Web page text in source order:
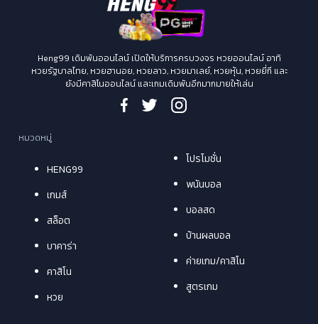
Heng99 เดิมพันออนไลน์ เปิดให้บริการครบวงจร หวยออนไลน์ อาทิ
หวยรัฐบาลไทย, หวยฮานอย, หวยลาว, หวยมาเลย์, หวยหุ้น, หวยยี่กี และ
ยังมีคาสิโนออนไลน์ และเกมเดิมพันอีกมากมายให้เล่น
หมวดหมู่
HENG99
เกมส์
สล็อต
บาคาร่า
คาสิโน
หวย
โปรโมชั่น
พนันบอล
บอลสด
บ้านผลบอล
ค่ายเกม/คาสิโน
สูตรเกม